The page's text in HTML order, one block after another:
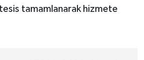
tamamlanarak hizmete